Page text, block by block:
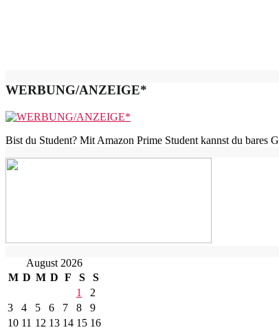
WERBUNG/ANZEIGE*
Bist du Student? Mit Amazon Prime Student kannst du bares
August 2026
M D M D F S
S
1
2
3
4 5 6 7 8
9
10 11 12 13 14 15 16